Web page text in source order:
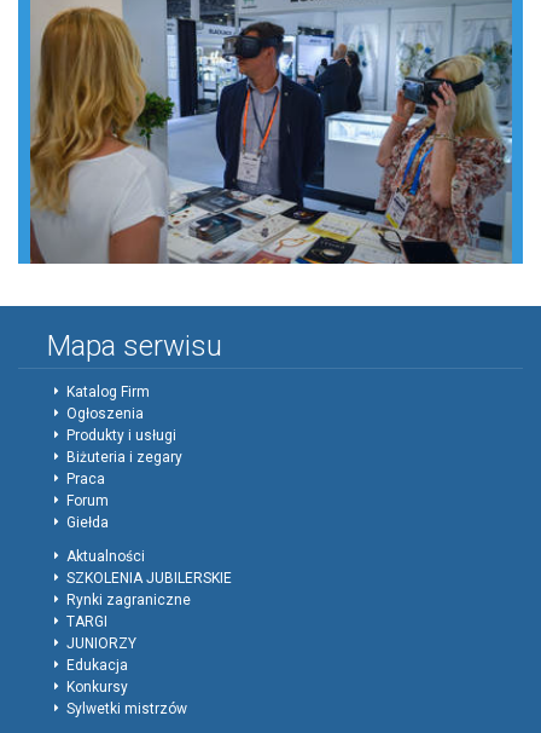
Mapa serwisu
Katalog Firm
Ogłoszenia
Produkty i usługi
Biżuteria i zegary
Praca
Forum
Giełda
Aktualności
SZKOLENIA JUBILERSKIE
Rynki zagraniczne
TARGI
JUNIORZY
Edukacja
Konkursy
Sylwetki mistrzów